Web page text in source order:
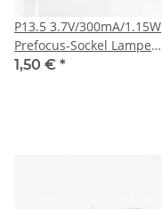
P13.5 3.7V/300mA/1.15W
Prefocus-Sockel Lampe
Glühbirne Olivenform
1,50 € *